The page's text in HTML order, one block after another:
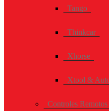
Tango
Thinkcar
Xhorse
Xtool &
Controles Remotos